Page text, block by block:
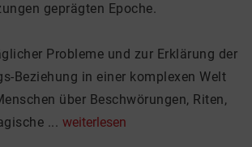
geprägten Epoche.
Probleme und zur Erklärung der
Beziehung in einer komplexen Welt
über Beschwörungen, Riten,
... weiterlesen